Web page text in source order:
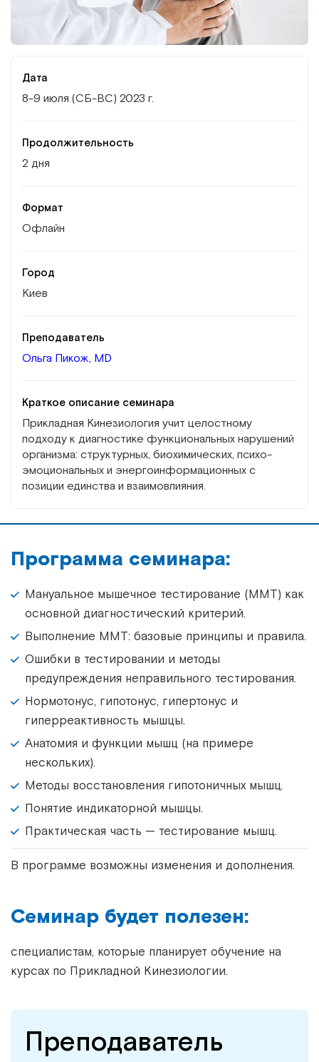
Дата
8-9 июля (СБ-ВС) 2023 г.
Продолжительность
2 дня
Формат
Офлайн
Город
Киев
Преподаватель
Ольга Пикож, MD
Краткое описание семинара
Прикладная Кинезиология учит целостному
подходу к диагностике функциональных нарушений
организма: структурных, биохимических, психо-
эмоциональных и энергоинформационных с
позиции единства и взаимовлияния.
Программа семинара:
Мануальное мышечное тестирование (ММТ) как
основной диагностический критерий.
Выполнение ММТ: базовые принципы и правила.
Ошибки в тестировании и методы
предупреждения неправильного тестирования.
Нормотонус, гипотонус, гипертонус и
гиперреактивность мышцы.
Анатомия и функции мышц (на примере
нескольких).
Методы восстановления гипотоничных мышц.
Понятие индикаторной мышцы.
Практическая часть — тестирование мышц.
В программе возможны изменения и дополнения.
Семинар будет полезен:
специалистам, которые планирует обучение на
курсах по Прикладной Кинезиологии.
Преподаватель
Институт Апледжера
Институт Барраля
Прикладная кинезиология
Кинезиотейпинг
Реабилитация
Эстетическая медицина